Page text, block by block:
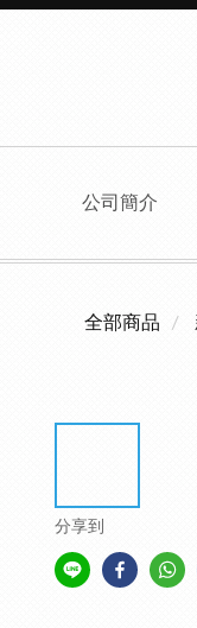
公司簡介
全部商品
分享到